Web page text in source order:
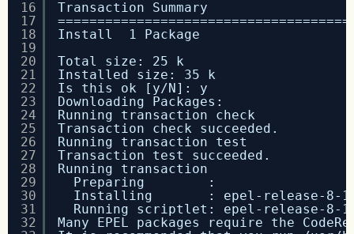
16
17
18
19
20
21
22
23
24
25
26
27
28
29
30
31
32
Transaction Summary
Install  1 Package
Total size: 25 k
Installed size: 35 k
Is this ok [y/N]: y
Downloading Packages:
Running transaction check
Transaction check succeeded.
Running transaction test
Transaction test succeeded.
Running transaction
Preparing        :
Installing       : epel-release-8-
Running scriptlet: epel-release-8-
Many EPEL packages require the